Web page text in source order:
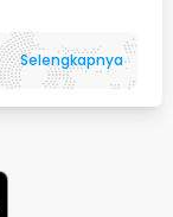
Selengkapnya